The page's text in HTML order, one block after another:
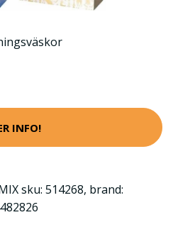
INFO!
sku: 514268, brand: